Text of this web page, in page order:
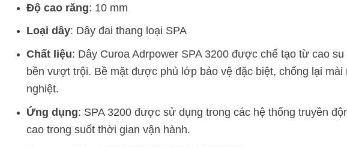
Độ cao răng: 10 mm
Loại dây: Dây đai thang loại SPA
Chất liệu: Dây Curoa Adrpower SPA 3200 được chế tạo từ cao
bền vượt trội. Bề mặt được phủ lớp bảo vệ đặc biệt, chống lại
nghiệt.
Ứng dụng: SPA 3200 được sử dụng trong các hệ thống truyền
cao trong suốt thời gian vận hành.